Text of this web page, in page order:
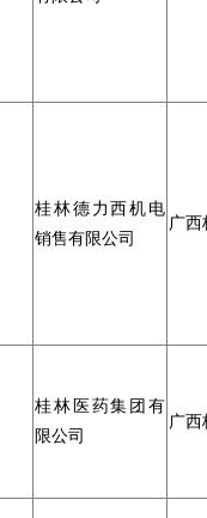
桂林德力西机电
销售有限公司
广
桂林医药集团有
限公司
广